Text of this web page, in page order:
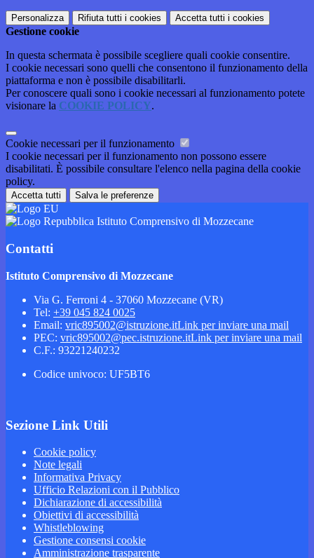
Personalizza Rifiuta tutti i cookies Accetta tutti i cookies
Gestione cookie
In questa schermata è possibile scegliere quali cookie consentire.
I cookie necessari sono quelli che consentono il funzionamento della
piattaforma e non è possibile disabilitarli.
Per conoscere quali sono i cookie necessari al funzionamento potete
visionare la COOKIE POLICY.
Cookie necessari per il funzionamento
I cookie necessari per il funzionamento non possono essere
disabilitati. È possibile consultare l'elenco nella pagina della cookie
policy.
Accetta tutti Salva le preferenze
Istituto Comprensivo di Mozzecane
Contatti
Istituto Comprensivo di Mozzecane
Via G. Ferroni 4 - 37060 Mozzecane (VR)
Tel: +39 045 824 0025
Email: vric895002@istruzione.itLink per inviare una mail
PEC: vric895002@pec.istruzione.itLink per inviare una mail
C.F.: 93221240232
Codice univoco: UF5BT6
Sezione Link Utili
Cookie policy
Note legali
Informativa Privacy
Ufficio Relazioni con il Pubblico
Dichiarazione di accessibilità
Obiettivi di accessibilità
Whistleblowing
Gestione consensi cookie
Amministrazione trasparente